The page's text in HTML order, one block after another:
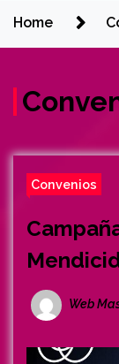
Home
Convenios
Web